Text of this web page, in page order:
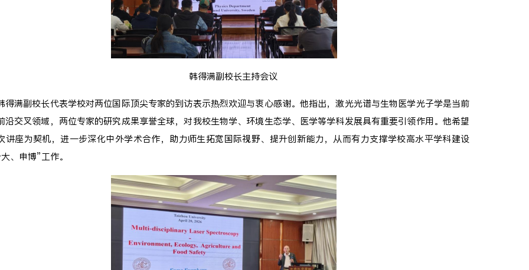
韩得满副校长主持会议
得满副校长代表学校对两位国际顶尖专家的到访表示热烈欢迎与衷心感谢。他指出，激光光谱与生物医学光子学是当前
沿交叉领域，两位专家的研究成果享誉全球，对我校生物学、环境生态学、医学等学科发展具有重要引领作用。他希望
讲座为契机，进一步深化中外学术合作，助力师生拓宽国际视野、提升创新能力，从而有力支撑学校高水平学科建设
、申博”工作。